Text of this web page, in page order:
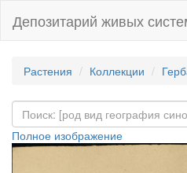
Депозитарий живых
Растения Коллекции
Полное изображение